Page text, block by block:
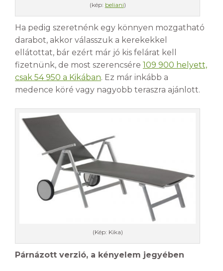
(kép: beliani)
Ha pedig szeretnénk egy könnyen mozgatható
darabot, akkor válasszuk a kerekekkel
ellátottat, bár ezért már jó kis felárat kell
fizetnünk, de most szerencsére 109 900 helyett,
csak 54 950 a Kikában. Ez már inkább a
medence köré vagy nagyobb teraszra ajánlott.
(Kép: Kika)
Párnázott verzió, a kényelem jegyében